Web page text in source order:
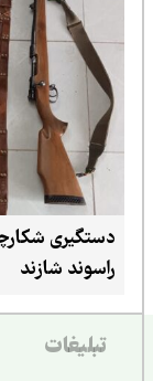
دستگیری
راسوند شازند
تبلیغات